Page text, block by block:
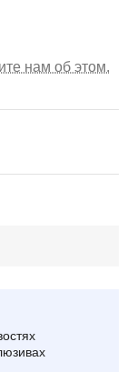
нам об этом.